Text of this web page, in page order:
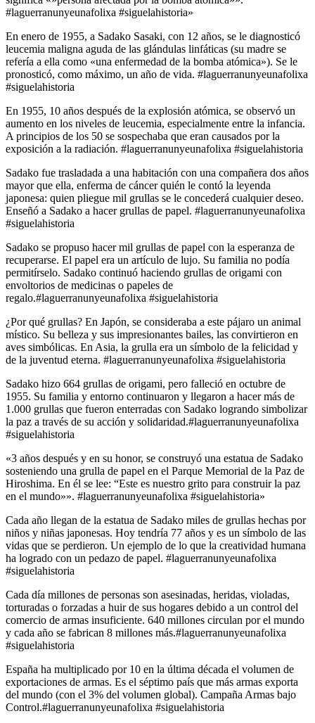
#laguerranunyeunafolixa #siguelahistoria»
En enero de 1955, a Sadako Sasaki, con 12 años, se le diagnosticó
leucemia maligna aguda de las glándulas linfáticas (su madre se
refería a ella como «una enfermedad de la bomba atómica»). Se le
pronosticó, como máximo, un año de vida. #laguerranunyeunafolixa
#siguelahistoria
En 1955, 10 años después de la explosión atómica, se observó un
aumento en los niveles de leucemia, especialmente entre la infancia.
A principios de los 50 se sospechaba que eran causados por la
exposición a la radiación. #laguerranunyeunafolixa #siguelahistoria
Sadako fue trasladada a una habitación con una compañera dos años
mayor que ella, enferma de cáncer quién le contó la leyenda
japonesa: quien pliegue mil grullas se le concederá cualquier deseo.
Enseñó a Sadako a hacer grullas de papel. #laguerranunyeunafolixa
#siguelahistoria
Sadako se propuso hacer mil grullas de papel con la esperanza de
recuperarse. El papel era un artículo de lujo. Su familia no podía
permitírselo. Sadako continuó haciendo grullas de origami con
envoltorios de medicinas o papeles de
regalo.#laguerranunyeunafolixa #siguelahistoria
¿Por qué grullas? En Japón, se consideraba a este pájaro un animal
místico. Su belleza y sus impresionantes bailes, las convirtieron en
aves simbólicas. En Asia, la grulla era un símbolo de la felicidad y
de la juventud eterna. #laguerranunyeunafolixa #siguelahistoria
Sadako hizo 664 grullas de origami, pero falleció en octubre de
1955. Su familia y entorno continuaron y llegaron a hacer más de
1.000 grullas que fueron enterradas con Sadako logrando simbolizar
la paz a través de su acción y solidaridad.#laguerranunyeunafolixa
#siguelahistoria
«3 años después y en su honor, se construyó una estatua de Sadako
sosteniendo una grulla de papel en el Parque Memorial de la Paz de
Hiroshima. En él se lee: “Este es nuestro grito para construir la paz
en el mundo»». #laguerranunyeunafolixa #siguelahistoria»
Cada año llegan de la estatua de Sadako miles de grullas hechas por
niños y niñas japonesas. Hoy tendría 77 años y es un símbolo de las
vidas que se perdieron. Un ejemplo de lo que la creatividad humana
ha logrado con un pedazo de papel. #laguerranunyeunafolixa
#siguelahistoria
Cada día millones de personas son asesinadas, heridas, violadas,
torturadas o forzadas a huir de sus hogares debido a un control del
comercio de armas insuficiente. 640 millones circulan por el mundo
y cada año se fabrican 8 millones más.#laguerranunyeunafolixa
#siguelahistoria
España ha multiplicado por 10 en la última década el volumen de
exportaciones de armas. Es el séptimo país que más armas exporta
del mundo (con el 3% del volumen global). Campaña Armas bajo
Control.#laguerranunyeunafolixa #siguelahistoria